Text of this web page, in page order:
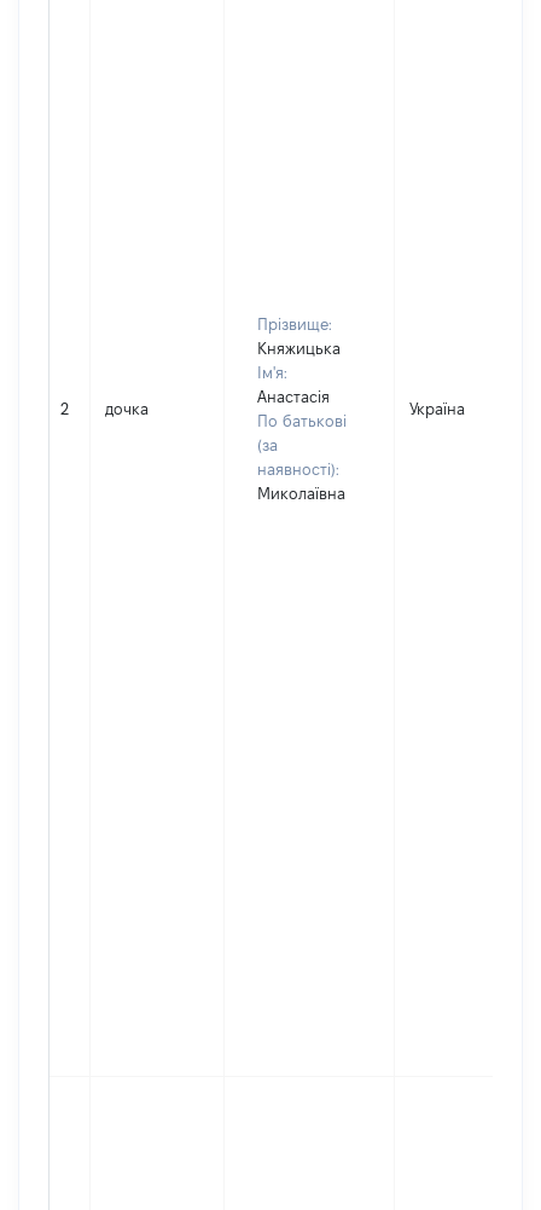
2 дочка
Прізвище:
Княжицька
Ім'я:
Анастасія
По батькові
(за
наявності):
Миколаївна
Україна